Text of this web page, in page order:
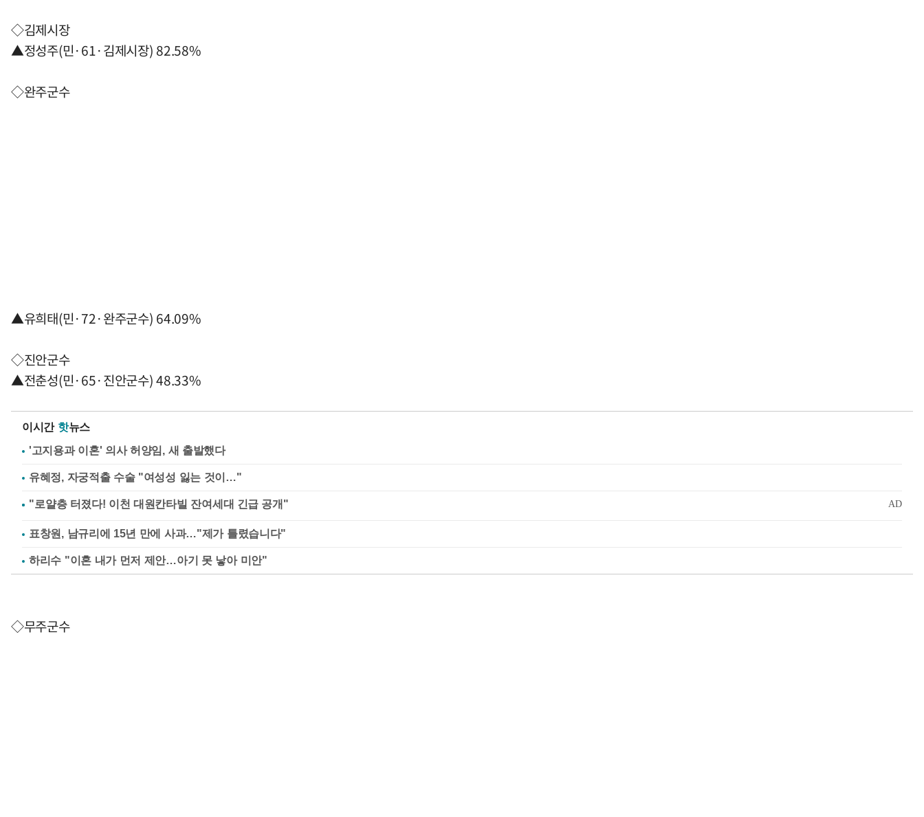
◇김제시장
▲정성주(민·61·김제시장) 82.58%
◇완주군수
▲유희태(민·72·완주군수) 64.09%
◇진안군수
▲전춘성(민·65·진안군수) 48.33%
이시간 핫뉴스
'고지용과 이혼' 의사 허양임, 새 출발했다
유혜정, 자궁적출 수술 "여성성 잃는 것이…"
표창원, 남규리에 15년 만에 사과…"제가 틀렸습니다"
하리수 "이혼 내가 먼저 제안…아기 못 낳아 미안"
◇무주군수